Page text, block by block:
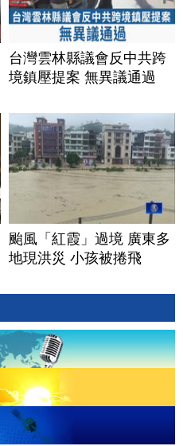
台灣雲林縣議會反中共跨
境鎮壓提案 無異議通過
颱風「紅霞」過境 廣東多
地現洪災 小孩被捲飛